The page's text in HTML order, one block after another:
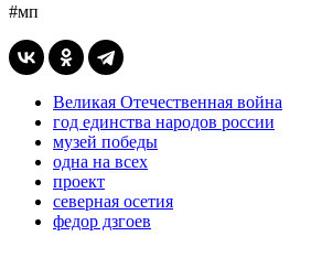
#мп
Великая Отечественная война
год единства народов россии
музей победы
одна на всех
проект
северная осетия
федор дзгоев